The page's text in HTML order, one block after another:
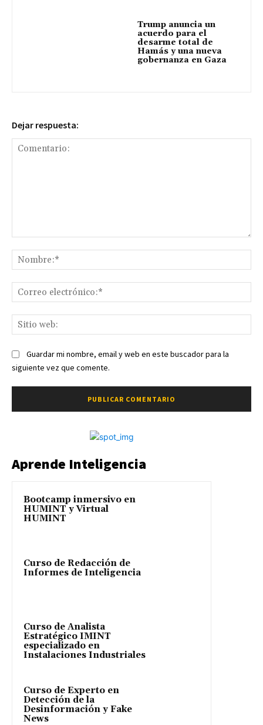
Trump anuncia un
acuerdo para el
desarme total de
Hamás y una nueva
gobernanza en Gaza
Dejar respuesta:
Guardar mi nombre, email y web en este buscador para la
siguiente vez que comente.
Aprende Inteligencia
Bootcamp inmersivo en
HUMINT y Virtual
HUMINT
Curso de Redacción de
Informes de Inteligencia
Curso de Analista
Estratégico IMINT
especializado en
Instalaciones Industriales
Curso de Experto en
Detección de la
Desinformación y Fake
News